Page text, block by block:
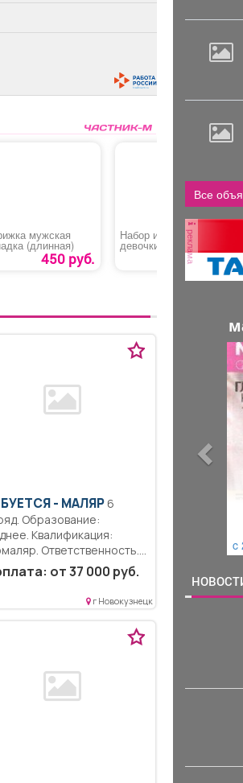
мужская
(длинная)
450 руб.
Набор из шаров для
девочки №2
1420 руб.
- МАЛЯР6
Образование:
Квалификация:
Ответственность..
работы по
поверхности...
от 37 000 руб.
г Новокузнецк
Все
реклама
c